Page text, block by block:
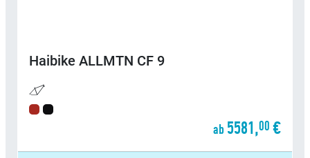
Haibike ALLMTN CF 9
ab 5581,00 €